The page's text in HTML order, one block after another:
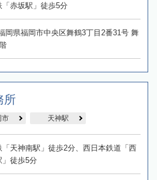
赤坂駅」徒歩5分
岡県福岡市中央区舞鶴3丁目2番31号 舞
所
市 天神駅
天神南駅」徒歩2分、西日本鉄道「西
徒歩5分